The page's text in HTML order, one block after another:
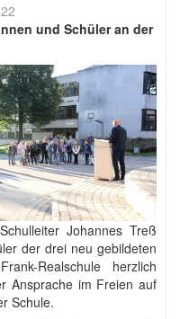
und Schüler an der
Johannes Treß
der drei neu gebildeten
Realschule herzlich
Ansprache im Freien auf
Schule.